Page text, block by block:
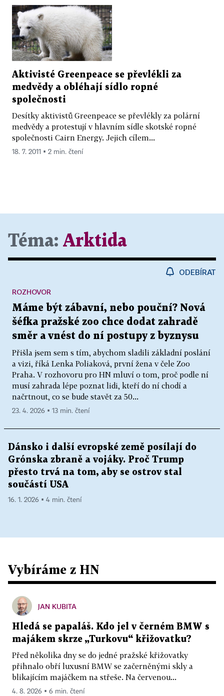
Aktivisté Greenpeace se převlékli za
medvědy a obléhají sídlo ropné
společnosti
Desítky aktivistů Greenpeace se převlékly za polární
medvědy a protestují v hlavním sídle skotské ropné
společnosti Cairn Energy. Jejich cílem...
18. 7. 2011 ▪ 2 min. čtení
Téma: Arktida
ODEBÍRAT
Máme být zábavní, nebo pouční? Nová
šéfka pražské zoo chce dodat zahradě
směr a vnést do ní postupy z byznysu
Přišla jsem sem s tím, abychom sladili základní poslání
a vizi, říká Lenka Poliaková, první žena v čele Zoo
Praha. V rozhovoru pro HN mluví o tom, proč podle ní
musí zahrada lépe poznat lidi, kteří do ní chodí a
načrtnout, co se bude stavět za 50...
ROZHOVOR
23. 4. 2026 ▪ 13 min. čtení
Dánsko i další evropské země posílají do
Grónska zbraně a vojáky. Proč Trump
přesto trvá na tom, aby se ostrov stal
součástí USA
16. 1. 2026 ▪ 4 min. čtení
Vybíráme z HN
JAN KUBITA
Hledá se papaláš. Kdo jel v černém BMW s
majákem skrze „Turkovu“ křižovatku?
Před několika dny se do jedné pražské křižovatky
přihnalo obří luxusní BMW se začerněnými skly a
blikajícím majáčkem na střeše. Na červenou...
4. 8. 2026 ▪ 6 min. čtení